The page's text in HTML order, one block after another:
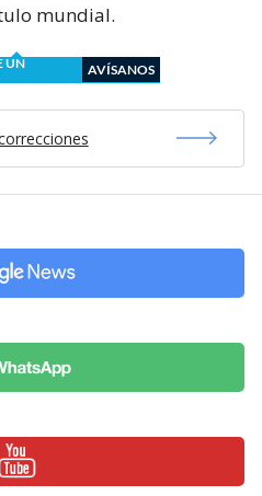
mundial.
UN
AVÍSANOS